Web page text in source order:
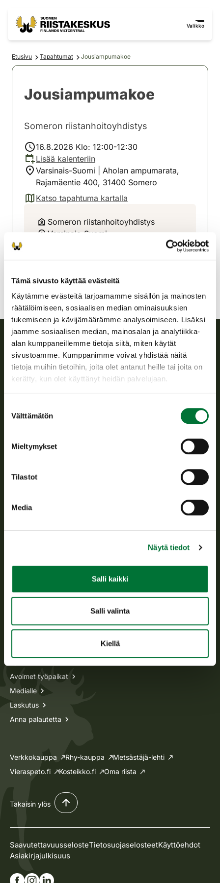
Tämä sivusto käyttää evästeitä
Käytämme evästeitä tarjoamamme sisällön ja mainosten
räätälöimiseen, sosiaalisen median ominaisuuksien
tukemiseen ja kävijämäärämme analysoimiseen. Lisäksi
jaamme sosiaalisen median, mainosalan ja analytiikka-
alan kumppaneillemme tietoja siitä, miten käytät
sivustoamme. Kumppanimme voivat yhdistää näitä
tietoja muihin tietoihin, joita olet antanut heille tai joita on
kerätty, kun olet käyttänyt heidän palvelujaan.
valinta
Välttämätön
Mieltymykset
Tilastot
Media
Näytä tiedot
Salli kaikki
Salli valinta
Kiellä
Valikko
Etusivu Tapahtumat Jousiampumakoe
Jousiampumakoe
Someron riistanhoitoyhdistys
16.8.2026 Klo: 12:00-12:30
Lisää kalenteriin
Varsinais-Suomi | Aholan ampumarata,
Rajamäentie 400, 31400 Somero
Katso tapahtuma kartalla
(avautuu uuteen välilehteen)
Someron riistanhoitoyhdistys
Varsinais-Suomi
Suomen riistakeskus
Suomen riistakeskus edistää kestävää riistataloutta, tukee
Avoinna arkipäivisin klo 9-15.
asiakaspalvelu@riista.fi
Oma riista -asiat
Avoimet työpaikat
Medialle
Laskutus
Anna palautetta
Verkkokauppa Rhy-kauppa
Metsästäjä-lehti
Vieraspeto.fi
Kosteikko.fi Oma riista
Takaisin ylös
SaavutettavuusselosteTietosuojaselosteetKäyttöehdot
Asiakirjajulkisuus